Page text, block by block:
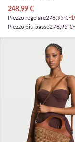
Prezzo attuale
248,99€
Prezzo regolare278,95 €-
Prezzo più basso278,95 €